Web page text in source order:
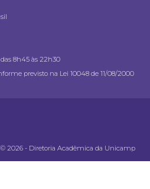
8h45 às 22h30
previsto na Lei 10048 de 11/08/2000
© 2026 - Diretoria Acadêmica da Unicamp